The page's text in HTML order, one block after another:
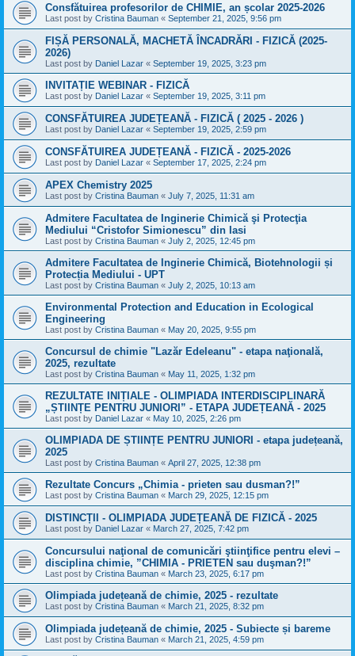
Consfătuirea profesorilor de CHIMIE, an școlar 2025-2026
Last post by Cristina Bauman « September 21, 2025, 9:56 pm
FIȘĂ PERSONALĂ, MACHETĂ ÎNCADRĂRI - FIZICĂ (2025-
2026)
Last post by Daniel Lazar « September 19, 2025, 3:23 pm
INVITAȚIE WEBINAR - FIZICĂ
Last post by Daniel Lazar « September 19, 2025, 3:11 pm
CONSFĂTUIREA JUDEȚEANĂ - FIZICĂ ( 2025 - 2026 )
Last post by Daniel Lazar « September 19, 2025, 2:59 pm
CONSFĂTUIREA JUDEȚEANĂ - FIZICĂ - 2025-2026
Last post by Daniel Lazar « September 17, 2025, 2:24 pm
APEX Chemistry 2025
Last post by Cristina Bauman « July 7, 2025, 11:31 am
Admitere Facultatea de Inginerie Chimică şi Protecţia
Mediului “Cristofor Simionescu” din Iasi
Last post by Cristina Bauman « July 2, 2025, 12:45 pm
Admitere Facultatea de Inginerie Chimică, Biotehnologii și
Protecția Mediului - UPT
Last post by Cristina Bauman « July 2, 2025, 10:13 am
Environmental Protection and Education in Ecological
Engineering
Last post by Cristina Bauman « May 20, 2025, 9:55 pm
Concursul de chimie "Lazăr Edeleanu" - etapa naţională,
2025, rezultate
Last post by Cristina Bauman « May 11, 2025, 1:32 pm
REZULTATE INIȚIALE - OLIMPIADA INTERDISCIPLINARĂ
„ȘTIINȚE PENTRU JUNIORI” - ETAPA JUDEȚEANĂ - 2025
Last post by Daniel Lazar « May 10, 2025, 2:26 pm
OLIMPIADA DE ȘTIINȚE PENTRU JUNIORI - etapa județeană,
2025
Last post by Cristina Bauman « April 27, 2025, 12:38 pm
Rezultate Concurs „Chimia - prieten sau dusman?!”
Last post by Cristina Bauman « March 29, 2025, 12:15 pm
DISTINCȚII - OLIMPIADA JUDEȚEANĂ DE FIZICĂ - 2025
Last post by Daniel Lazar « March 27, 2025, 7:42 pm
Concursului naţional de comunicări ştiinţifice pentru elevi –
disciplina chimie, ”CHIMIA - PRIETEN sau duşman?!”
Last post by Cristina Bauman « March 23, 2025, 6:17 pm
Olimpiada județeană de chimie, 2025 - rezultate
Last post by Cristina Bauman « March 21, 2025, 8:32 pm
Olimpiada județeană de chimie, 2025 - Subiecte și bareme
Last post by Cristina Bauman « March 21, 2025, 4:59 pm